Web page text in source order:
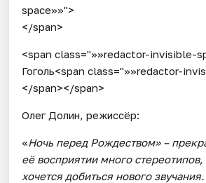
space»»">
</span>
<span class="»»redactor-invisible-
Гоголь<span class="»»redactor-
</span></span>
Олег Долин, режиссёр:
«Ночь перед Рождеством» –
её восприятии много
хочется добиться нового